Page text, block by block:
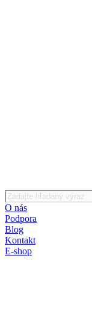
O nás
Podpora
Blog
Kontakt
E-shop